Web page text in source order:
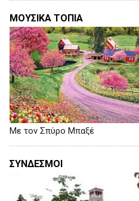
ΜΟΥΣΙΚΑ ΤΟΠΙΑ
Με τον Σπύρο Μπαξέ
ΣΥΝΔΕΣΜΟΙ